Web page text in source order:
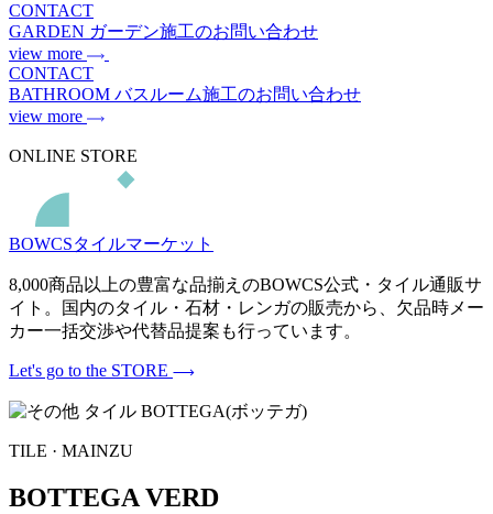
CONTACT
GARDEN ガーデン施工のお問い合わせ
view more
CONTACT
BATHROOM バスルーム施工のお問い合わせ
view more
ONLINE STORE
BOWCSタイルマーケット
8,000商品以上の豊富な品揃えのBOWCS公式・タイル通販サ
イト。国内のタイル・石材・レンガの販売から、欠品時メー
カー一括交渉や代替品提案も行っています。
Let's go to the STORE
TILE · MAINZU
BOTTEGA VERD